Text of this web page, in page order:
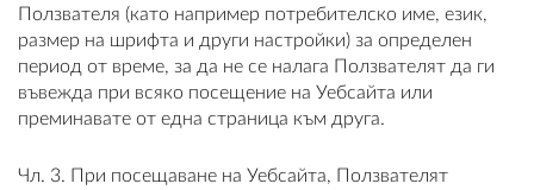
Ползвателя (като например потребителско име, език,
размер на шрифта и други настройки) за определен
период от време, за да не се налага Ползвателят да ги
въвежда при всяко посещение на Уебсайта или
преминавате от една страница към друга.
Чл. 3. При посещаване на Уебсайта, Ползвателят